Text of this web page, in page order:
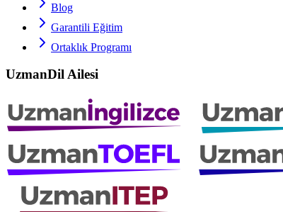
Blog
Garantili Eğitim
Ortaklık Programı
UzmanDil Ailesi